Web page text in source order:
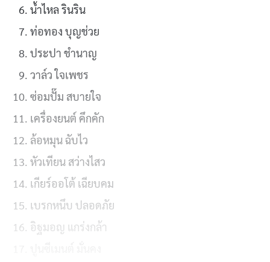
น้ำไหล รินริน
ท่อทอง บุญช่วย
ประปา ชำนาญ
วาล์ว ใจเพชร
ซ่อมปั๊ม สบายใจ
เครื่องยนต์ คึกคัก
ล้อหมุน ฉับไว
หัวเทียน สว่างไสว
เกียร์ออโต้ เฉียบคม
เบรกหนึบ ปลอดภัย
อิฐมอญ แกร่งกล้า